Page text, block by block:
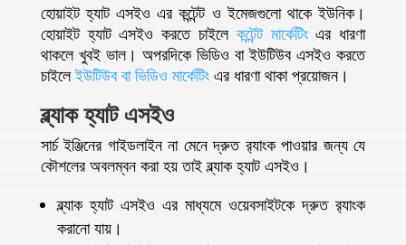
হোয়াইট হ্যাট এসইও এর কন্টেন্ট ও ইমেজগুলো থাকে ইউনিক।
হোয়াইট হ্যাট এসইও করতে চাইলে কন্টেন্ট মার্কেটিংএর ধারণা
থাকলে খুবই ভাল। অপরদিকে ভিডিও বা ইউটিউব এসইও করতে
চাইলেইউটিউব বা ভিডিও মার্কেটিংএর ধারণা থাকা প্রয়োজন।
ব্ল্যাক হ্যাট এসইও
সার্চ ইঞ্জিনের গাইডলাইন না মেনে দ্রুত র‍্যাংক পাওয়ার জন্য যে
কৌশলের অবলম্বন করা হয় তাই ব্ল্যাক হ্যাট এসইও।
ব্ল্যাক হ্যাট এসইও এর মাধ্যমে ওয়েবসাইটকে দ্রুত র‍্যাংক
করানো যায়।